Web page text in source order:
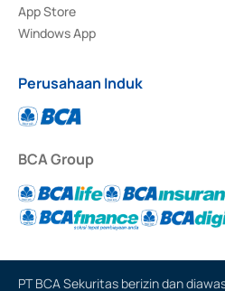
App Store
Windows App
Perusahaan Induk
BCA Group
PT BCA Sekuritas berizin dan